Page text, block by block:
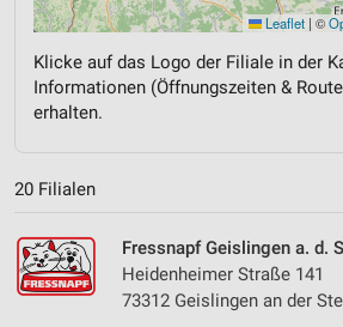
Leaflet | ©
Klicke auf das Logo der Filiale in der
Informationen (Öffnungszeiten &
erhalten.
20 Filialen
Fressnapf Geislingen a. d.
Heidenheimer Straße 141
73312 Geislingen an der